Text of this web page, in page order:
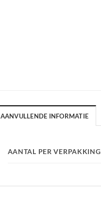
AANVULLENDE INFORMATIE
AANTAL PER VERPAKKING